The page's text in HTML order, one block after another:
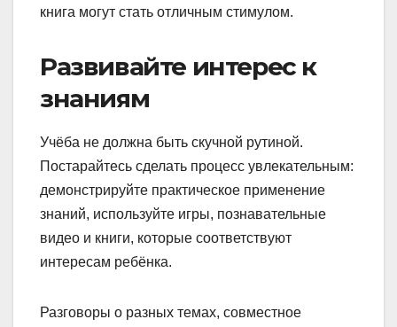
книга могут стать отличным стимулом.
Развивайте интерес к
знаниям
Учёба не должна быть скучной рутиной.
Постарайтесь сделать процесс увлекательным:
демонстрируйте практическое применение
знаний, используйте игры, познавательные
видео и книги, которые соответствуют
интересам ребёнка.
Разговоры о разных темах, совместное